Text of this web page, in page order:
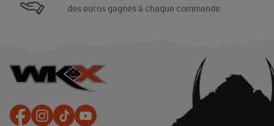
des euros gagnés à chaque commande